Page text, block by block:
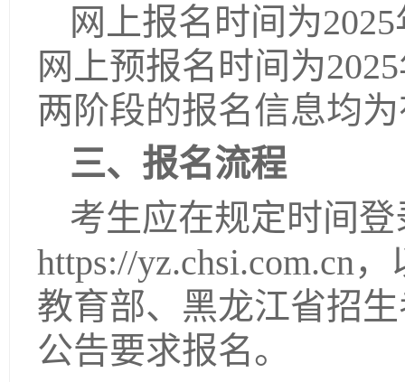
网上报名时间为
网上预报名时间为
两阶段的报名信息均
三、报名流程
考生应在规定时间
https://yz.chsi.com.cn
教育部、黑龙江省招
公告要求报名。